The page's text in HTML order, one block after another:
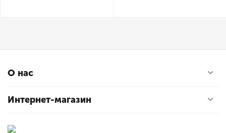
О нас
Интернет-магазин